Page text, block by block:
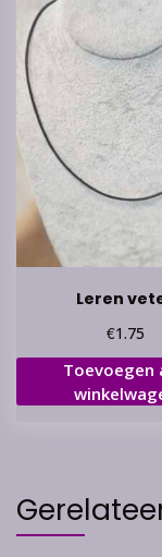
Leren
€1.75
Toevoegen